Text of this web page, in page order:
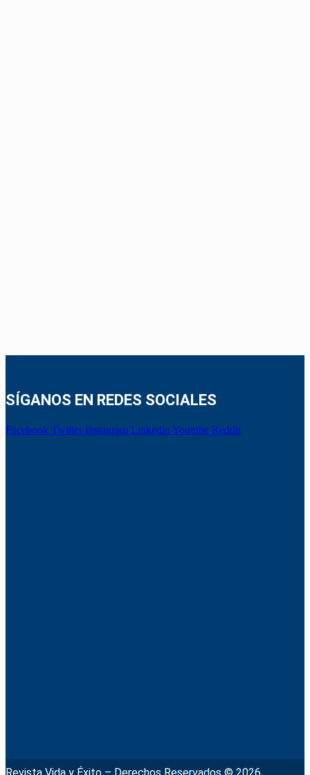
SÍGANOS EN REDES SOCIALES
Facebook Twitter Instagram Linkedin Youtube Reddit
Revista Vida y Éxito – Derechos Reservados © 2026